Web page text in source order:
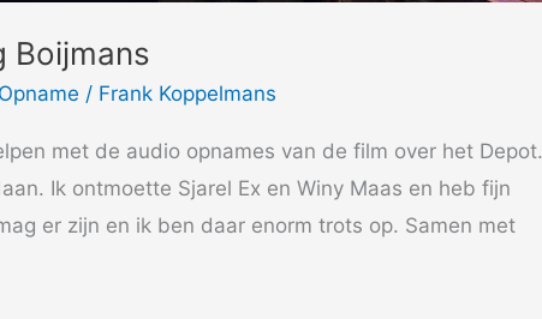
Boijmans
Opname / Frank Koppelmans
met de audio opnames van de film over het Depot.
Ik ontmoette Sjarel Ex en Winy Maas en heb fijn
er zijn en ik ben daar enorm trots op. Samen met